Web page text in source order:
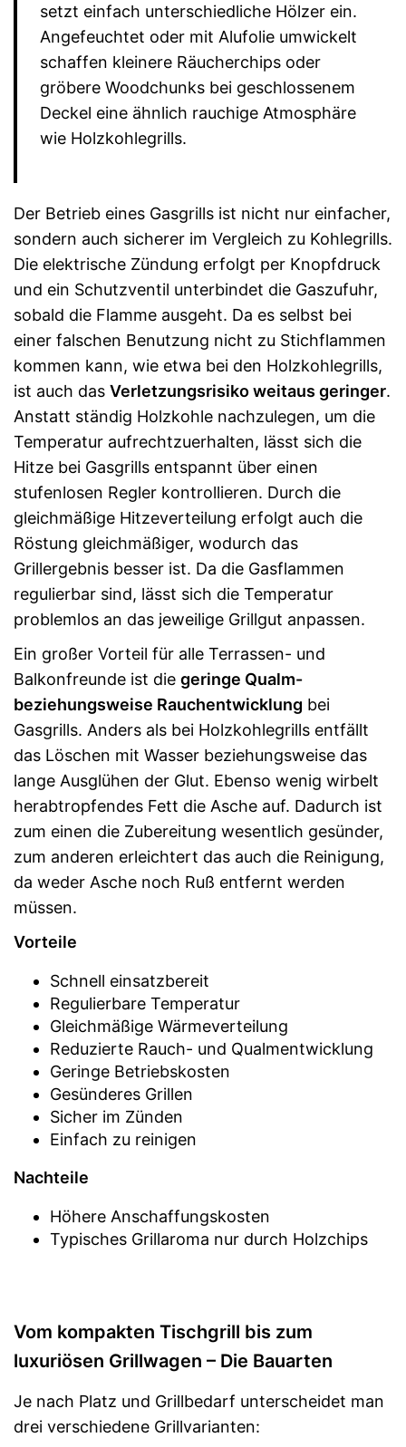
setzt einfach unterschiedliche Hölzer ein.
Angefeuchtet oder mit Alufolie umwickelt
schaffen kleinere Räucherchips oder
gröbere Woodchunks bei geschlossenem
Deckel eine ähnlich rauchige Atmosphäre
wie Holzkohlegrills.
Der Betrieb eines Gasgrills ist nicht nur einfacher,
sondern auch sicherer im Vergleich zu Kohlegrills.
Die elektrische Zündung erfolgt per Knopfdruck
und ein Schutzventil unterbindet die Gaszufuhr,
sobald die Flamme ausgeht. Da es selbst bei
einer falschen Benutzung nicht zu Stichflammen
kommen kann, wie etwa bei den Holzkohlegrills,
ist auch das Verletzungsrisiko weitaus geringer.
Anstatt ständig Holzkohle nachzulegen, um die
Temperatur aufrechtzuerhalten, lässt sich die
Hitze bei Gasgrills entspannt über einen
stufenlosen Regler kontrollieren. Durch die
gleichmäßige Hitzeverteilung erfolgt auch die
Röstung gleichmäßiger, wodurch das
Grillergebnis besser ist. Da die Gasflammen
regulierbar sind, lässt sich die Temperatur
problemlos an das jeweilige Grillgut anpassen.
Ein großer Vorteil für alle Terrassen- und
Balkonfreunde ist die geringe Qualm-
beziehungsweise Rauchentwicklung bei
Gasgrills. Anders als bei Holzkohlegrills entfällt
das Löschen mit Wasser beziehungsweise das
lange Ausglühen der Glut. Ebenso wenig wirbelt
herabtropfendes Fett die Asche auf. Dadurch ist
zum einen die Zubereitung wesentlich gesünder,
zum anderen erleichtert das auch die Reinigung,
da weder Asche noch Ruß entfernt werden
müssen.
Vorteile
Schnell einsatzbereit
Regulierbare Temperatur
Gleichmäßige Wärmeverteilung
Reduzierte Rauch- und Qualmentwicklung
Geringe Betriebskosten
Gesünderes Grillen
Sicher im Zünden
Einfach zu reinigen
Nachteile
Höhere Anschaffungskosten
Typisches Grillaroma nur durch Holzchips
Vom kompakten Tischgrill bis zum
luxuriösen Grillwagen – Die Bauarten
Je nach Platz und Grillbedarf unterscheidet man
drei verschiedene Grillvarianten: